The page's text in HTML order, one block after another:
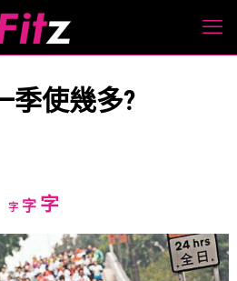
季使幾多?
字Decrease
size.
字Reset
size.
字Increase
size.